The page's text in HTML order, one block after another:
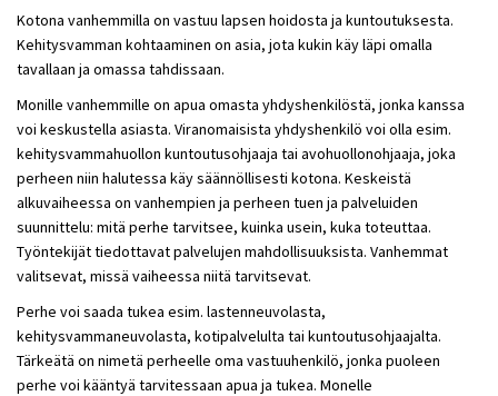
Kotona vanhemmilla on vastuu lapsen hoidosta ja kuntoutuksesta.
Kehitysvamman kohtaaminen on asia, jota kukin käy läpi omalla
tavallaan ja omassa tahdissaan.
Monille vanhemmille on apua omasta yhdyshenkilöstä, jonka kanssa
voi keskustella asiasta. Viranomaisista yhdyshenkilö voi olla esim.
kehitysvammahuollon kuntoutusohjaaja tai avohuollonohjaaja, joka
perheen niin halutessa käy säännöllisesti kotona. Keskeistä
alkuvaiheessa on vanhempien ja perheen tuen ja palveluiden
suunnittelu: mitä perhe tarvitsee, kuinka usein, kuka toteuttaa.
Työntekijät tiedottavat palvelujen mahdollisuuksista. Vanhemmat
valitsevat, missä vaiheessa niitä tarvitsevat.
Perhe voi saada tukea esim. lastenneuvolasta,
kehitysvammaneuvolasta, kotipalvelulta tai kuntoutusohjaajalta.
Tärkeätä on nimetä perheelle oma vastuuhenkilö, jonka puoleen
perhe voi kääntyä tarvitessaan apua ja tukea. Monelle